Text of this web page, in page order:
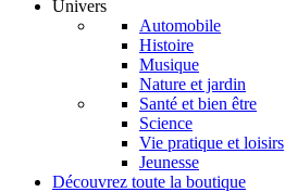
Univers
Automobile
Histoire
Musique
Nature et jardin
Santé et bien être
Science
Vie pratique et loisirs
Jeunesse
Découvrez toute la boutique